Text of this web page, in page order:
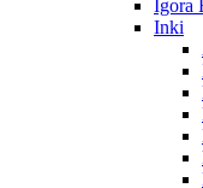
Igora
Inki